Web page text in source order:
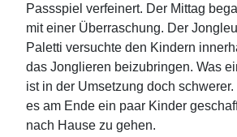
Passspiel verfeinert. Der Mittag
mit einer Überraschung. Der
Paletti versuchte den Kindern
das Jonglieren beizubringen. Was
ist in der Umsetzung doch
es am Ende ein paar Kinder
nach Hause zu gehen.